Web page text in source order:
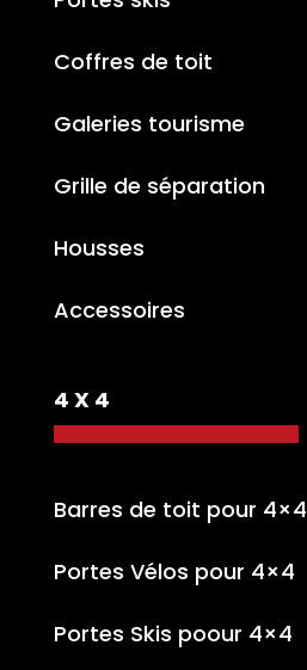
Coffres de toit
Galeries tourisme
Grille de séparation
Housses
Accessoires
4 X 4
Barres de toit pour 4×4
Portes Vélos pour 4×4
Portes Skis poour 4×4